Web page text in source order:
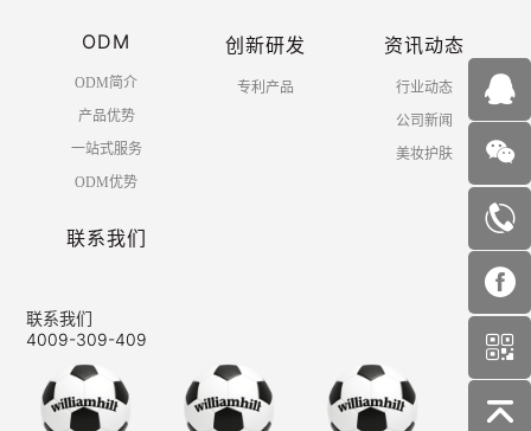
ODM
ODM简介
产品优势
一站式服务
ODM优势
创新研发
专利产品
资讯动态
行业动态
公司新闻
美妆护肤
联系我们
联系我们
4009-309-409